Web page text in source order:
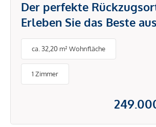
Der perfekte
Erleben Sie das Beste aus
Stadt und Natur
ca. 32,20 m² Wohnfläche
1 Zimmer